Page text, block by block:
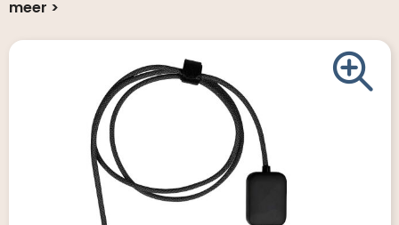
Elektronica & gadgets
Kantoorartikelen
Giveaways